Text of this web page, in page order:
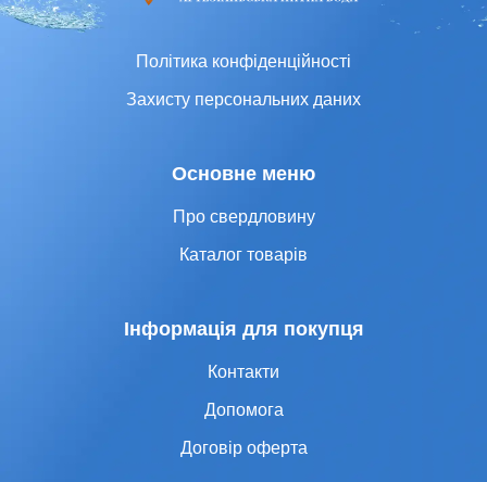
Політика конфіденційності
Захисту персональних даних
Основне меню
Про свердловину
Каталог товарів
Інформація для покупця
Контакти
Допомога
Договір оферта